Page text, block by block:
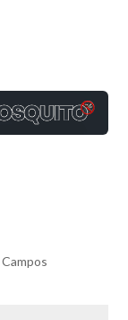
Campos